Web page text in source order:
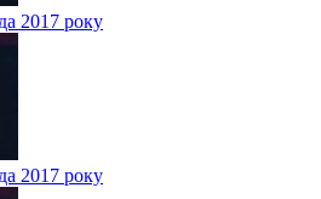
2017 року
2017 року